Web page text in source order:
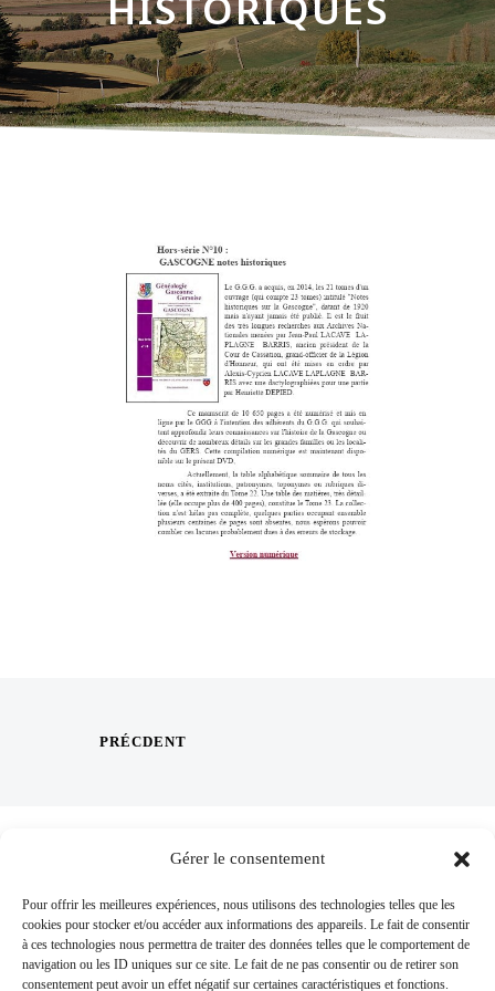
Gérer le consentement
Pour offrir les meilleures expériences, nous utilisons des technologies telles que les
cookies pour stocker et/ou accéder aux informations des appareils. Le fait de consentir
à ces technologies nous permettra de traiter des données telles que le comportement de
navigation ou les ID uniques sur ce site. Le fait de ne pas consentir ou de retirer son
consentement peut avoir un effet négatif sur certaines caractéristiques et fonctions.
PRÉCDENT